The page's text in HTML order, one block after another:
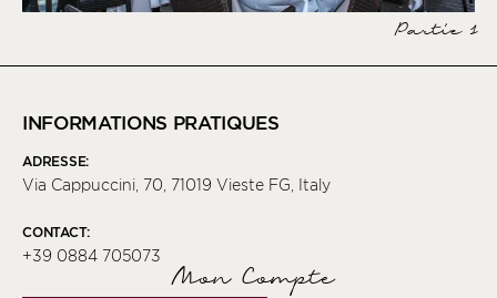
Partie 1
INFORMATIONS PRATIQUES
ADRESSE:
Via Cappuccini, 70, 71019 Vieste FG, Italy
CONTACT:
+39 0884 705073
Mon Compte